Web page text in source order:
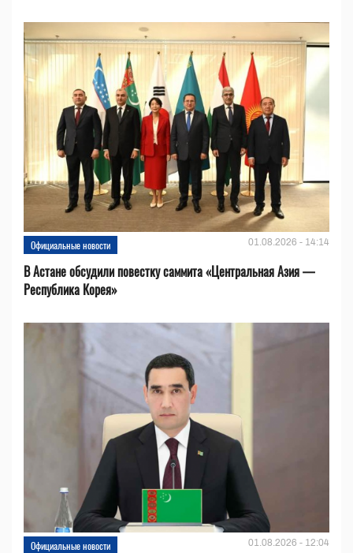
Официальные новости 01.08.2026 - 14:14
В Астане обсудили повестку саммита «Центральная Азия —
Республика Корея»
Официальные новости 01.08.2026 - 12:04